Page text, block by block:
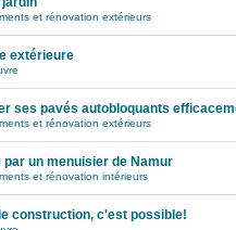
et rénovation extérieurs
extérieure
ses pavés autobloquants
et rénovation extérieurs
un menuisier de Namur
et rénovation intérieurs
construction, c'est possible!